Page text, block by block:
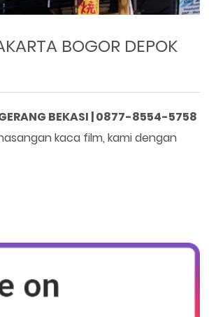
BOGOR DEPOK
BEKASI | 0877-8554-5758
kaca film, kami dengan